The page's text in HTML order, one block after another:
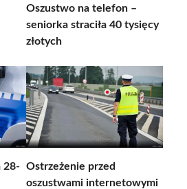
Oszustwo na telefon –
seniorka straciła 40 tysięcy
złotych
28-
Ostrzeżenie przed
oszustwami internetowymi